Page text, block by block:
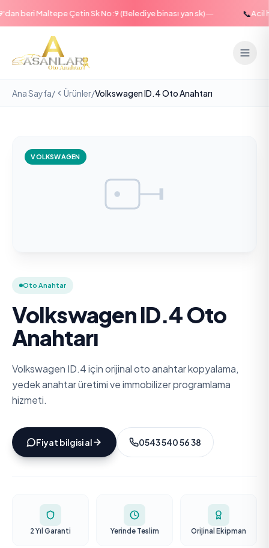
beri Maltepe Çetin Sk No:9 (Belediye binası yan sk)— Acil
Ana Sayfa/ Ürünler/Volkswagen ID.4 Oto Anahtarı
VOLKSWAGEN
Oto Anahtar
Volkswagen ID.4 Oto
Anahtarı
Volkswagen ID.4 için orijinal oto anahtar kopyalama,
yedek anahtar üretimi ve immobilizer programlama
hizmeti.
Fiyat bilgisi al 0543 540 56 38
2 Yıl Garanti Yerinde Teslim Orijinal Ekipman